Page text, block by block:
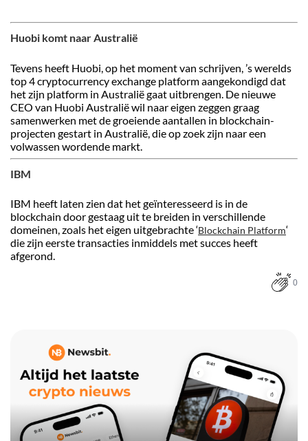
Huobi komt naar Australië
Tevens heeft Huobi, op het moment van schrijven, ’s werelds
top 4 cryptocurrency exchange platform aangekondigd dat
het zijn platform in Australië gaat uitbrengen. De nieuwe
CEO van Huobi Australië wil naar eigen zeggen graag
samenwerken met de groeiende aantallen in blockchain-
projecten gestart in Australië, die op zoek zijn naar een
volwassen wordende markt.
IBM
IBM heeft laten zien dat het geïnteresseerd is in de
blockchain door gestaag uit te breiden in verschillende
domeinen, zoals het eigen uitgebrachte ‘Blockchain Platform‘
die zijn eerste transacties inmiddels met succes heeft
afgerond.
0